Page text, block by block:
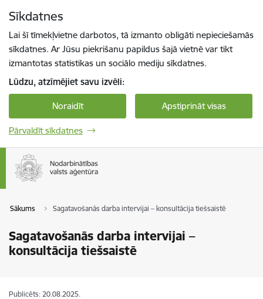
Sīkdatnes
Lai šī tīmekļvietne darbotos, tā izmanto obligāti nepieciešamās
sīkdatnes. Ar Jūsu piekrišanu papildus šajā vietnē var tikt
izmantotas statistikas un sociālo mediju sīkdatnes.
Lūdzu, atzīmējiet savu izvēli:
Noraidīt Apstiprināt visas
Pārvaldīt sīkdatnes
Sākums Sagatavošanās darba intervijai – konsultācija tiešsaistē
Sagatavošanās darba intervijai –
konsultācija tiešsaistē
Publicēts: 20.08.2025.